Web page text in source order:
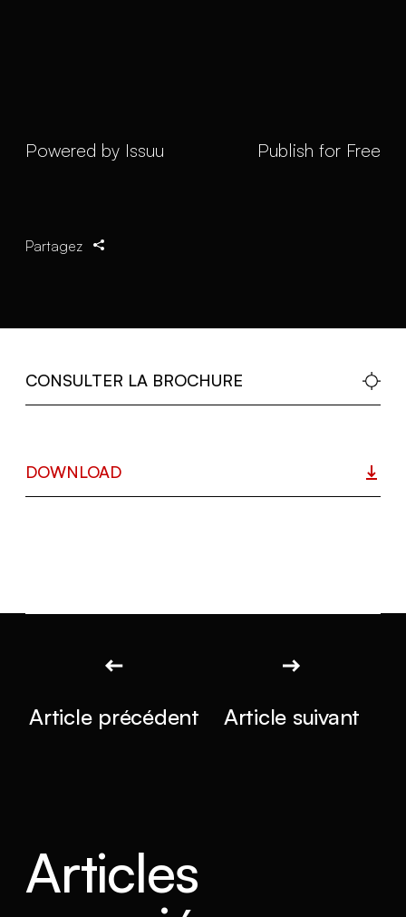
Powered by Issuu Publish for Free
Partagez
CONSULTER LA BROCHURE
DOWNLOAD
Article précédent Article suivant
Articles